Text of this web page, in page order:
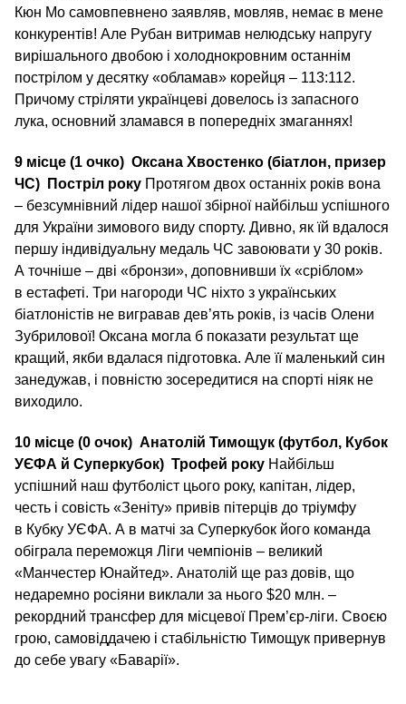
Кюн Мо самовпевнено заявляв, мовляв, немає в мене
конкурентів! Але Рубан витримав нелюдську напругу
вирішального двобою і холоднокровним останнім
пострілом у десятку «обламав» корейця – 113:112.
Причому стріляти українцеві довелось із запасного
лука, основний зламався в попередніх змаганнях!
9 місце (1 очко) Оксана Хвостенко (біатлон, призер
ЧС)
Постріл року Протягом двох останніх років вона
– безсумнівний лідер нашої збірної найбільш успішного
для України зимового виду спорту. Дивно, як їй вдалося
першу індивідуальну медаль ЧС завоювати у 30 років.
А точніше – дві «бронзи», доповнивши їх «сріблом»
в естафеті. Три нагороди ЧС ніхто з українських
біатлоністів не вигравав дев’ять років, із часів Олени
Зубрилової! Оксана могла б показати результат ще
кращий, якби вдалася підготовка. Але її маленький син
занедужав, і повністю зосередитися на спорті ніяк не
виходило.
10 місце (0 очок) Анатолій Тимощук (футбол, Кубок
УЄФА й Суперкубок) Трофей року Найбільш
успішний наш футболіст цього року, капітан, лідер,
честь і совість «Зеніту» привів пітерців до тріумфу
в Кубку УЄФА. А в матчі за Суперкубок його команда
обіграла переможця Ліги чемпіонів – великий
«Манчестер Юнайтед». Анатолій ще раз довів, що
недаремно росіяни виклали за нього $20 млн. –
рекордний трансфер для місцевої Прем’єр-ліги. Своєю
грою, самовіддачею і стабільністю Тимощук привернув
до себе увагу «Баварії».